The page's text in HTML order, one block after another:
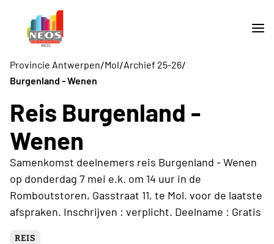
Provincie Antwerpen/Mol/Archief 25-26/
Burgenland - Wenen
Reis Burgenland -
Wenen
Samenkomst deelnemers reis Burgenland - Wenen
op donderdag 7 mei e.k. om 14 uur in de
Romboutstoren, Gasstraat 11, te Mol. voor de laatste
afspraken. Inschrijven : verplicht. Deelname : Gratis
REIS